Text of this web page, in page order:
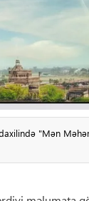
"Mən